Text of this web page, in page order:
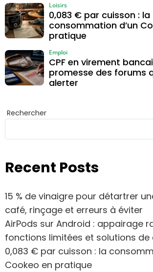
0,083 € par cuisson : la
consommation d’un
pratique
Loisirs
CPF en virement
promesse des forums
alerter
Emploi
Rechercher
Recent Posts
15 % de vinaigre pour détartrer
café, rinçage et erreurs à éviter
AirPods sur Android : appairage
fonctions limitées et solutions de
0,083 € par cuisson : la
Cookeo en pratique